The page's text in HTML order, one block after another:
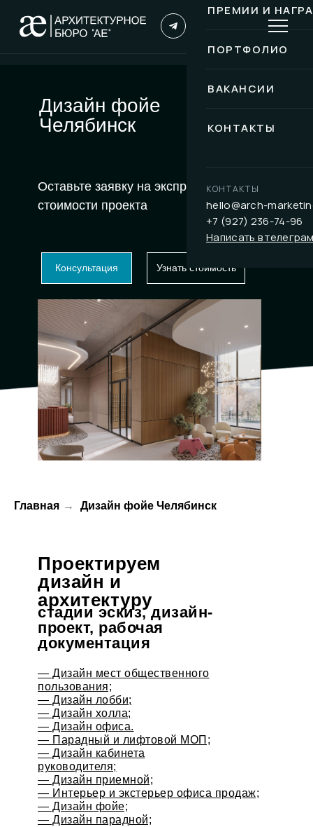
ПРЕМИИ И
ПОРТФОЛИО
ВАКАНСИИ
КОНТАКТЫ
КОНТАКТЫ
hello@arch-
+7 (927) 236-74-96
Написать в
Дизайн фойе
Челябинск
Консультация Узнать стоимость
Оставьте заявку на экспресс-расчет
стоимости проекта
Главная → Дизайн фойе Челябинск
Проектируем
дизайн и
архитектуру
— Дизайн мест общественного
пользования;
— Дизайн лобби;
— Дизайн холла;
— Дизайн офиса.
— Парадный и лифтовой МОП;
— Дизайн кабинета
руководителя;
— Дизайн приемной;
— Интерьер и экстерьер офиса продаж;
— Дизайн фойе;
— Дизайн парадной;
стадии эскиз, дизайн-
проект, рабочая
документация